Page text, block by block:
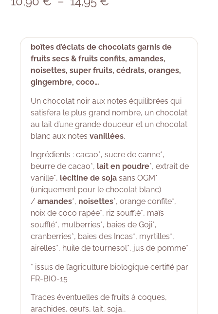
boîtes d’éclats de chocolats garnis de
fruits secs & fruits confits, amandes,
noisettes, super fruits, cédrats, oranges,
gingembre, coco…
Un chocolat noir aux notes équilibrées qui
satisfera le plus grand nombre, un chocolat
au lait d’une grande douceur et un chocolat
blanc aux notes vanillées.
Ingrédients : cacao*, sucre de canne*,
beurre de cacao*, lait en poudre*, extrait de
vanille*, lécitine de soja sans OGM*
(uniquement pour le chocolat blanc)
/ amandes*, noisettes*, orange confite*,
noix de coco rapée*, riz soufflé*, maïs
soufflé*, mulberries*, baies de Goji*,
cranberries*, baies des Incas*, myrtilles*,
airelles*, huile de tournesol*, jus de pomme*.
* issus de l’agriculture biologique certifié par
FR-BIO-15
Traces éventuelles de fruits à coques,
arachides, œufs, lait, soja…